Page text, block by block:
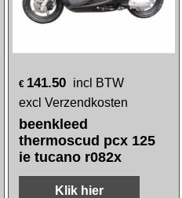
€ 141.50 incl BTW
excl Verzendkosten
beenkleed
thermoscud pcx 125
ie tucano r082x
Klik hier